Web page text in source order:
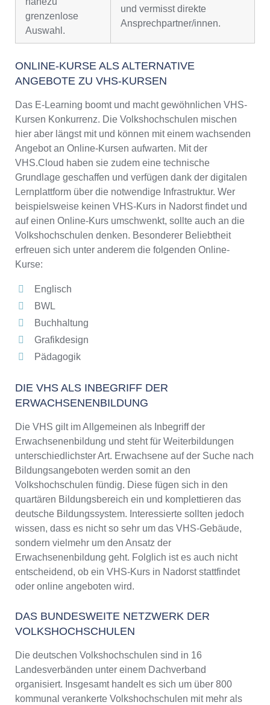
grenzenlose
Auswahl.
und vermisst direkte
Ansprechpartner/innen.
ONLINE-KURSE ALS ALTERNATIVE
ANGEBOTE ZU VHS-KURSEN
Das E-Learning boomt und macht gewöhnlichen VHS-
Kursen Konkurrenz. Die Volkshochschulen mischen
hier aber längst mit und können mit einem wachsenden
Angebot an Online-Kursen aufwarten. Mit der
VHS.Cloud haben sie zudem eine technische
Grundlage geschaffen und verfügen dank der digitalen
Lernplattform über die notwendige Infrastruktur. Wer
beispielsweise keinen VHS-Kurs in Nadorst findet und
auf einen Online-Kurs umschwenkt, sollte auch an die
Volkshochschulen denken. Besonderer Beliebtheit
erfreuen sich unter anderem die folgenden Online-
Kurse:
Englisch
BWL
Buchhaltung
Grafikdesign
Pädagogik
DIE VHS ALS INBEGRIFF DER
ERWACHSENENBILDUNG
Die VHS gilt im Allgemeinen als Inbegriff der
Erwachsenenbildung und steht für Weiterbildungen
unterschiedlichster Art. Erwachsene auf der Suche nach
Bildungsangeboten werden somit an den
Volkshochschulen fündig. Diese fügen sich in den
quartären Bildungsbereich ein und komplettieren das
deutsche Bildungssystem. Interessierte sollten jedoch
wissen, dass es nicht so sehr um das VHS-Gebäude,
sondern vielmehr um den Ansatz der
Erwachsenenbildung geht. Folglich ist es auch nicht
entscheidend, ob ein VHS-Kurs in Nadorst stattfindet
oder online angeboten wird.
DAS BUNDESWEITE NETZWERK DER
VOLKSHOCHSCHULEN
Die deutschen Volkshochschulen sind in 16
Landesverbänden unter einem Dachverband
organisiert. Insgesamt handelt es sich um über 800
kommunal verankerte Volkshochschulen mit mehr als